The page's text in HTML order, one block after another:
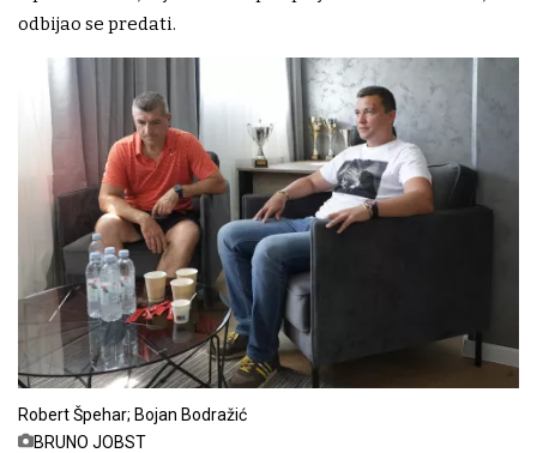
odbijao se predati.
Robert Špehar; Bojan Bodražić
BRUNO JOBST